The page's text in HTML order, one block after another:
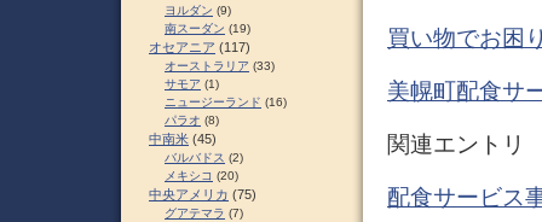
買い物でお困
美幌町配食サ
関連エントリ
配食サービス
ヨルダン (9)
南スーダン (19)
オセアニア (117)
オーストラリア (33)
サモア (1)
ニュージーランド (16)
パラオ (8)
中南米 (45)
バルバドス (2)
メキシコ (20)
中央アメリカ (75)
グアテマラ (7)